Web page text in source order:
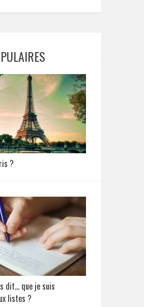
?
dit… que je suis
listes ?